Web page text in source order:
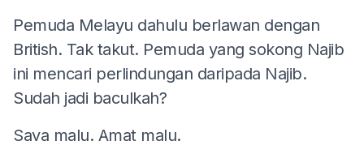
Pemuda Melayu dahulu berlawan dengan
British. Tak takut. Pemuda yang sokong Najib
ini mencari perlindungan daripada Najib.
Sudah jadi baculkah?
Saya malu. Amat malu.